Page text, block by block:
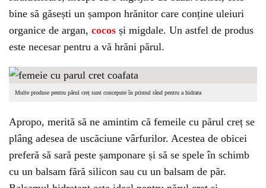
bine să găsești un șampon hrănitor care conține uleiuri
organice de argan, cocos și migdale. Un astfel de produs
este necesar pentru a vă hrăni părul.
Multe produse pentru părul creț sunt concepute în primul rând pentru a hidrata
Apropo, merită să ne amintim că femeile cu părul creț se
plâng adesea de uscăciune vârfurilor. Acestea de obicei
preferă să sară peste șamponare și să se spele în schimb
cu un balsam fără silicon sau cu un balsam de păr.